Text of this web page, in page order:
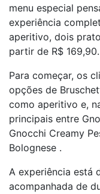
menu especial
experiência
aperitivo, dois
partir de R$ 169,90.
Para começar, os
opções de
como aperitivo e,
principais entre
Gnocchi Creamy
Bolognese .
A experiência está
acompanhada de